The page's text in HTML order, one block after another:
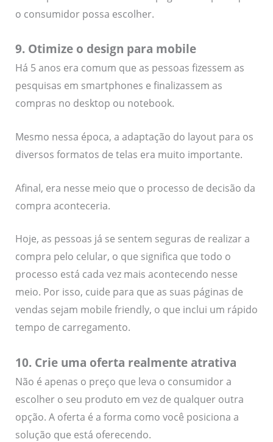
o consumidor possa escolher.
9. Otimize o design para mobile
Há 5 anos era comum que as pessoas fizessem as
pesquisas em smartphones e finalizassem as
compras no desktop ou notebook.
Mesmo nessa época, a adaptação do layout para os
diversos formatos de telas era muito importante.
Afinal, era nesse meio que o processo de decisão da
compra aconteceria.
Hoje, as pessoas já se sentem seguras de realizar a
compra pelo celular, o que significa que todo o
processo está cada vez mais acontecendo nesse
meio. Por isso, cuide para que as suas páginas de
vendas sejam mobile friendly, o que inclui um rápido
tempo de carregamento.
10. Crie uma oferta realmente atrativa
Não é apenas o preço que leva o consumidor a
escolher o seu produto em vez de qualquer outra
opção. A oferta é a forma como você posiciona a
solução que está oferecendo.